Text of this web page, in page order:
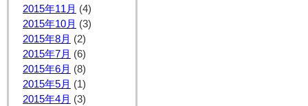
2015年11月 (4)
2015年10月 (3)
2015年8月 (2)
2015年7月 (6)
2015年6月 (8)
2015年5月 (1)
2015年4月 (3)